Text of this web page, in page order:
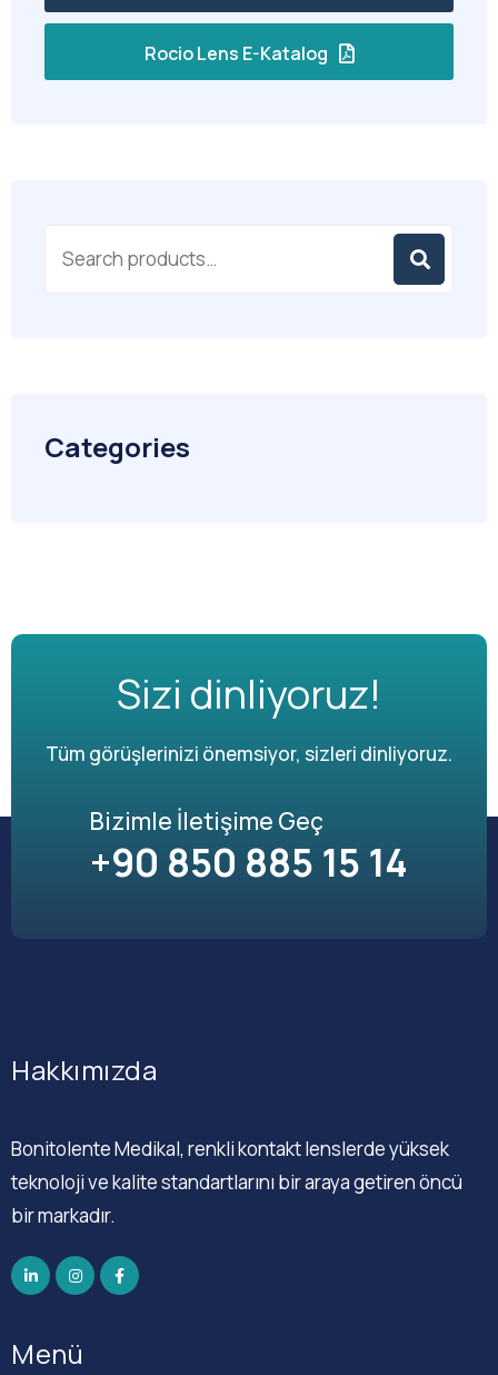
Rocio Lens E-Katalog
Categories
Sizi dinliyoruz!
Tüm görüşlerinizi önemsiyor, sizleri dinliyoruz.
Bizimle İletişime Geç
+90 850 885 15 14
Hakkımızda
Bonitolente Medikal, renkli kontakt lenslerde yüksek
teknoloji ve kalite standartlarını bir araya getiren öncü
bir markadır.
Menü